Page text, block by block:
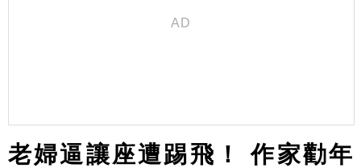
老婦逼讓座遭踢飛！ 作家勸年